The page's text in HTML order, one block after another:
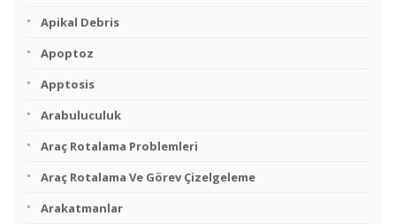
Apikal Debris
Apoptoz
Apptosis
Arabuluculuk
Araç Rotalama Problemleri
Araç Rotalama Ve Görev Çizelgeleme
Arakatmanlar